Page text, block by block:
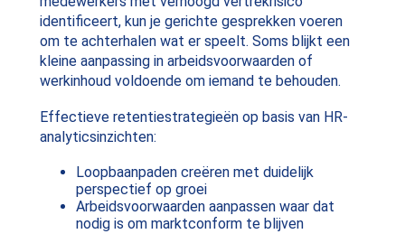
identificeert, kun je gerichte gesprekken voeren
om te achterhalen wat er speelt. Soms blijkt een
kleine aanpassing in arbeidsvoorwaarden of
werkinhoud voldoende om iemand te behouden.
Effectieve retentiestrategieën op basis van HR-
analyticsinzichten:
Loopbaanpaden creëren met duidelijk
perspectief op groei
Arbeidsvoorwaarden aanpassen waar dat
nodig is om marktconform te blijven